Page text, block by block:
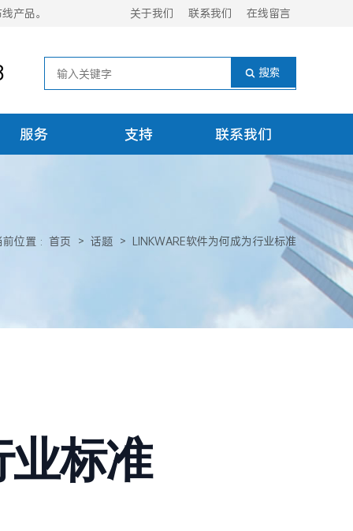
产品。 关于我们 联系我们 在线留言
服务 支持 联系我们
前位置 : 首页 > 话题 > LINKWARE软件为何成为行业标准
标准